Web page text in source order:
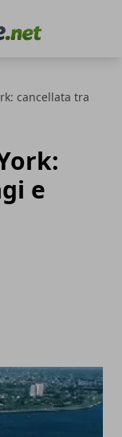
cancellata tra
e